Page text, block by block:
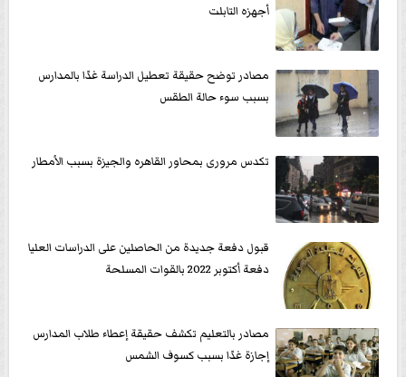
أجهزه التابلت
مصادر توضح حقيقة تعطيل الدراسة غدًا بالمدارس
بسبب سوء حالة الطقس
تكدس مرورى بمحاور القاهره والجيزة بسبب الأمطار
قبول دفعة جديدة من الحاصلين على الدراسات العليا
دفعة أكتوبر 2022 بالقوات المسلحة
مصادر بالتعليم تكشف حقيقة إعطاء طلاب المدارس
إجازة غدًا بسبب كسوف الشمس